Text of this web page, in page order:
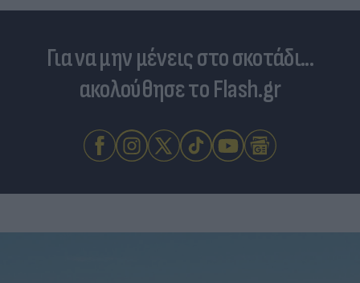
Για να μην μένεις στο σκοτάδι...
ακολούθησε το Flash.gr